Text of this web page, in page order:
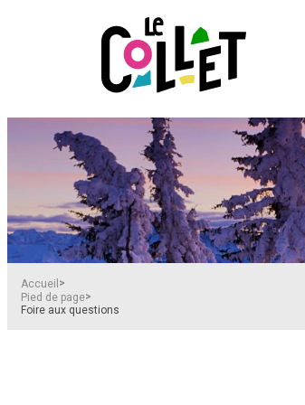
Accueil >
Pied de page>
Foire aux questions